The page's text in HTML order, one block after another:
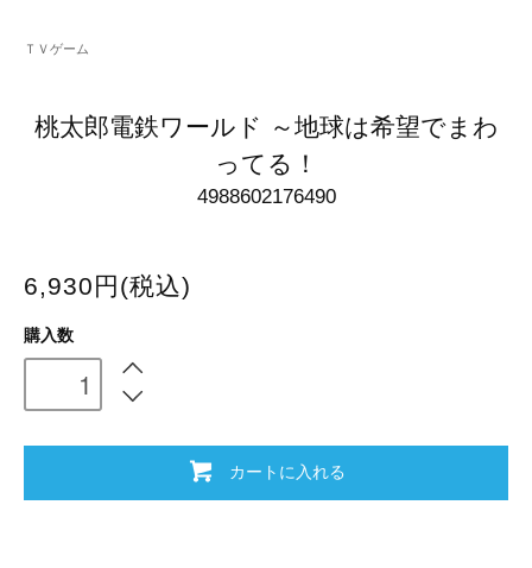
ＴＶゲーム
桃太郎電鉄ワールド ～地球は希望でまわ
ってる！
4988602176490
6,930円(税込)
購入数
カートに入れる